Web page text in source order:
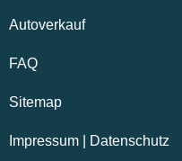
Autoverkauf
FAQ
Sitemap
Impressum Datenschutz